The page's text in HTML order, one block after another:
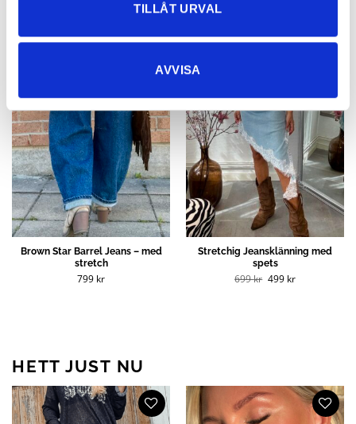
TILLÅT URVAL
AVVISA
Brown Star Barrel Jeans – med
stretch
799 kr
Stretchig Jeansklänning med
spets
699kr Det
ursprungliga
499 krDet
HETT JUST NU